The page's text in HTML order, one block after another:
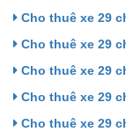
Cho thuê xe 29
Cho thuê xe 29
Cho thuê xe 29
Cho thuê xe 29
Cho thuê xe 29